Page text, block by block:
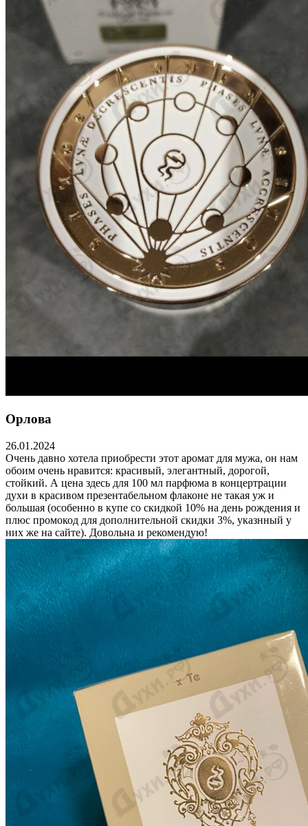
Орлова
26.01.2024
Очень давно хотела приобрести этот аромат для мужа, он нам
обоим очень нравится: красивый, элегантный, дорогой,
стойкий. А цена здесь для 100 мл парфюма в концертрации
духи в красивом презентабельном флаконе не такая уж и
большая (особенно в купе со скидкой 10% на день рождения и
плюс промокод для дополнительной скидки 3%, указнный у
них же на сайте). Довольна и рекомендую!